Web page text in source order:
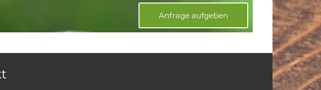
Anfrage aufgeben